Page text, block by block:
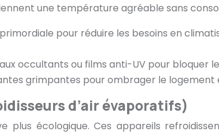
une température agréable sans
pour réduire les besoins en
occultants ou films anti-UV pour bloquer
grimpantes pour ombrager le
d’air évaporatifs)
écologique. Ces appareils